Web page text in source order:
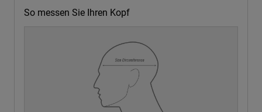
So messen Sie Ihren Kopf